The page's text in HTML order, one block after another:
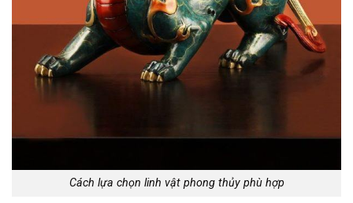
Cách lựa chọn linh vật phong thủy phù hợp